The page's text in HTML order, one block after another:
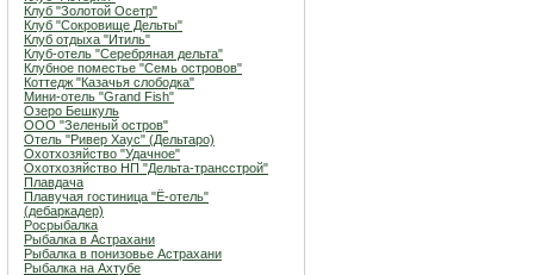
Клуб "Золотой Осетр"
Клуб "Сокровище Дельты"
Клуб отдыха "Итиль"
Клуб-отель "Серебряная дельта"
Клубное поместье "Семь островов"
Коттедж "Казачья слободка"
Мини-отель "Grand Fish"
Озеро Бешкуль
ООО "Зеленый остров"
Отель "Ривер Хаус" (Дельтаро)
Охотхозяйство "Удачное"
Охотхозяйство НП "Дельта-трансстрой"
Плавдача
Плавучая гостиница "Ё-отель"
(дебаркадер)
Росрыбалка
Рыбалка в Астрахани
Рыбалка в понизовье Астрахани
Рыбалка на Ахтубе